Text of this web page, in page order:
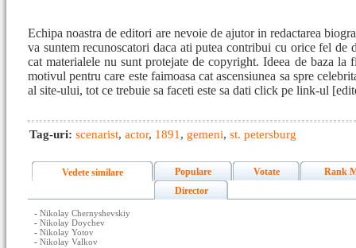
Echipa noastra de editori are nevoie de ajutor in redactarea
va suntem recunoscatori daca ati putea contribui cu orice fel de
cat materialele nu sunt protejate de copyright. Ideea de baza la
motivul pentru care este faimoasa cat ascensiunea sa spre
al site-ului, tot ce trebuie sa faceti este sa dati click pe link-ul
Tag-uri: scenarist, actor, 1891 , gemeni, st. petersburg
Vedete similare Populare Votate
Rank
Director
- Nikolay Chernyshevskiy
- Nikolay Doychev
- Nikolay Yotov
- Nikolay Valkov